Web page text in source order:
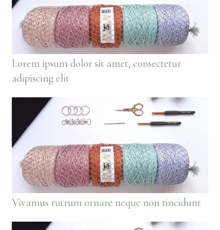
Lorem ipsum dolor sit amet, consectetur
adipiscing elit
Vivamus rutrum ornare neque non tincidunt